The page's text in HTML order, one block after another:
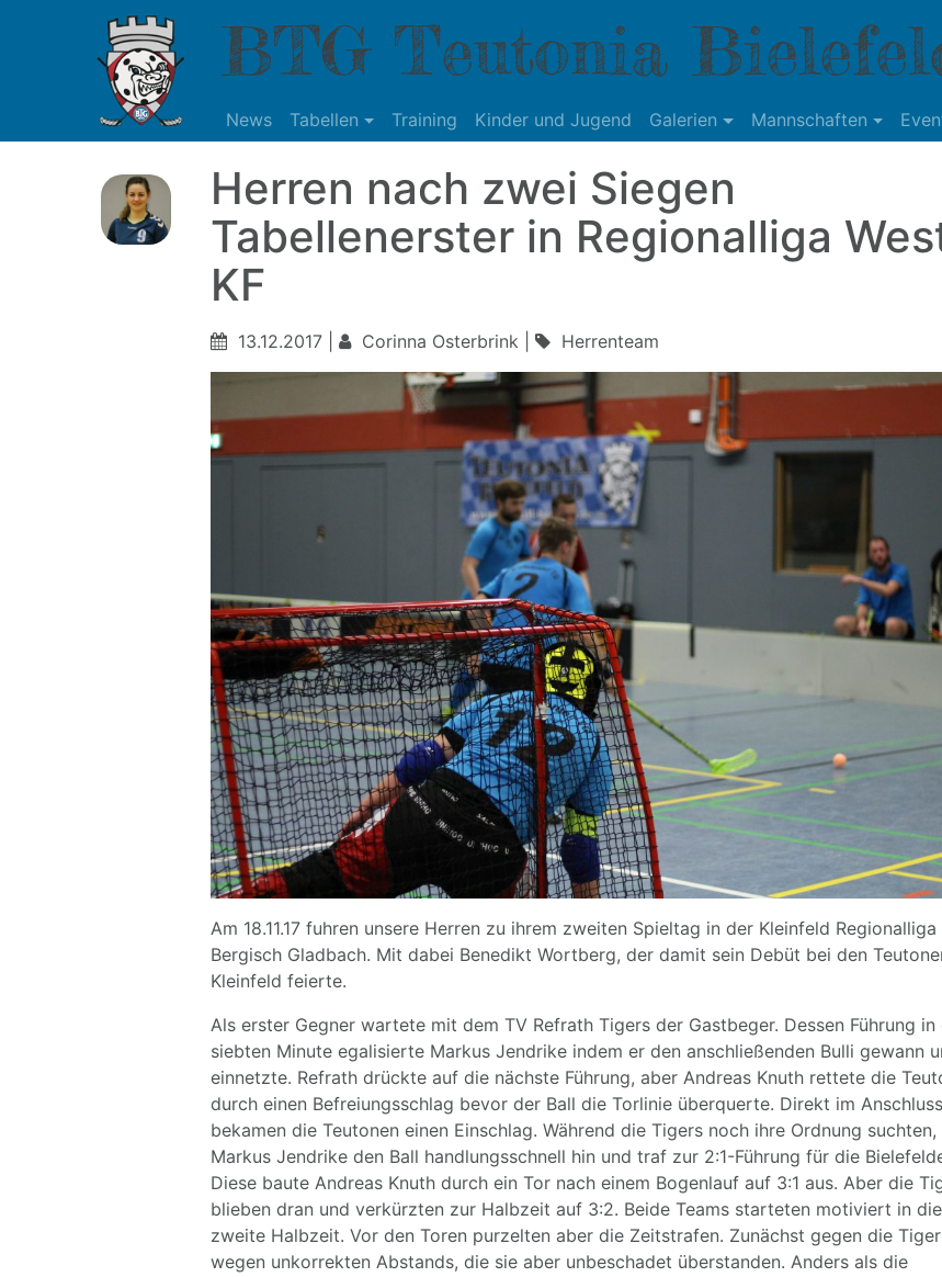
BTG Teutonia
News Tabellen Training Kinder und Jugend Galerien Mannschaften
Herren nach zwei Siegen
Tabellenerster in Regionalliga
KF
13.12.2017 | Corinna Osterbrink | Herrenteam
Am 18.11.17 fuhren unsere Herren zu ihrem zweiten Spieltag in der Kleinfeld Regionalliga
Bergisch Gladbach. Mit dabei Benedikt Wortberg, der damit sein Debüt bei den
Kleinfeld feierte.
Als erster Gegner wartete mit dem TV Refrath Tigers der Gastbeger. Dessen Führung in
siebten Minute egalisierte Markus Jendrike indem er den anschließenden Bulli gewann
einnetzte. Refrath drückte auf die nächste Führung, aber Andreas Knuth rettete die
durch einen Befreiungsschlag bevor der Ball die Torlinie überquerte. Direkt im
bekamen die Teutonen einen Einschlag. Während die Tigers noch ihre Ordnung
Markus Jendrike den Ball handlungsschnell hin und traf zur 2:1-Führung für die
Diese baute Andreas Knuth durch ein Tor nach einem Bogenlauf auf 3:1 aus. Aber die
blieben dran und verkürzten zur Halbzeit auf 3:2. Beide Teams starteten motiviert in die
zweite Halbzeit. Vor den Toren purzelten aber die Zeitstrafen. Zunächst gegen die
wegen unkorrekten Abstands, die sie aber unbeschadet überstanden. Anders als die